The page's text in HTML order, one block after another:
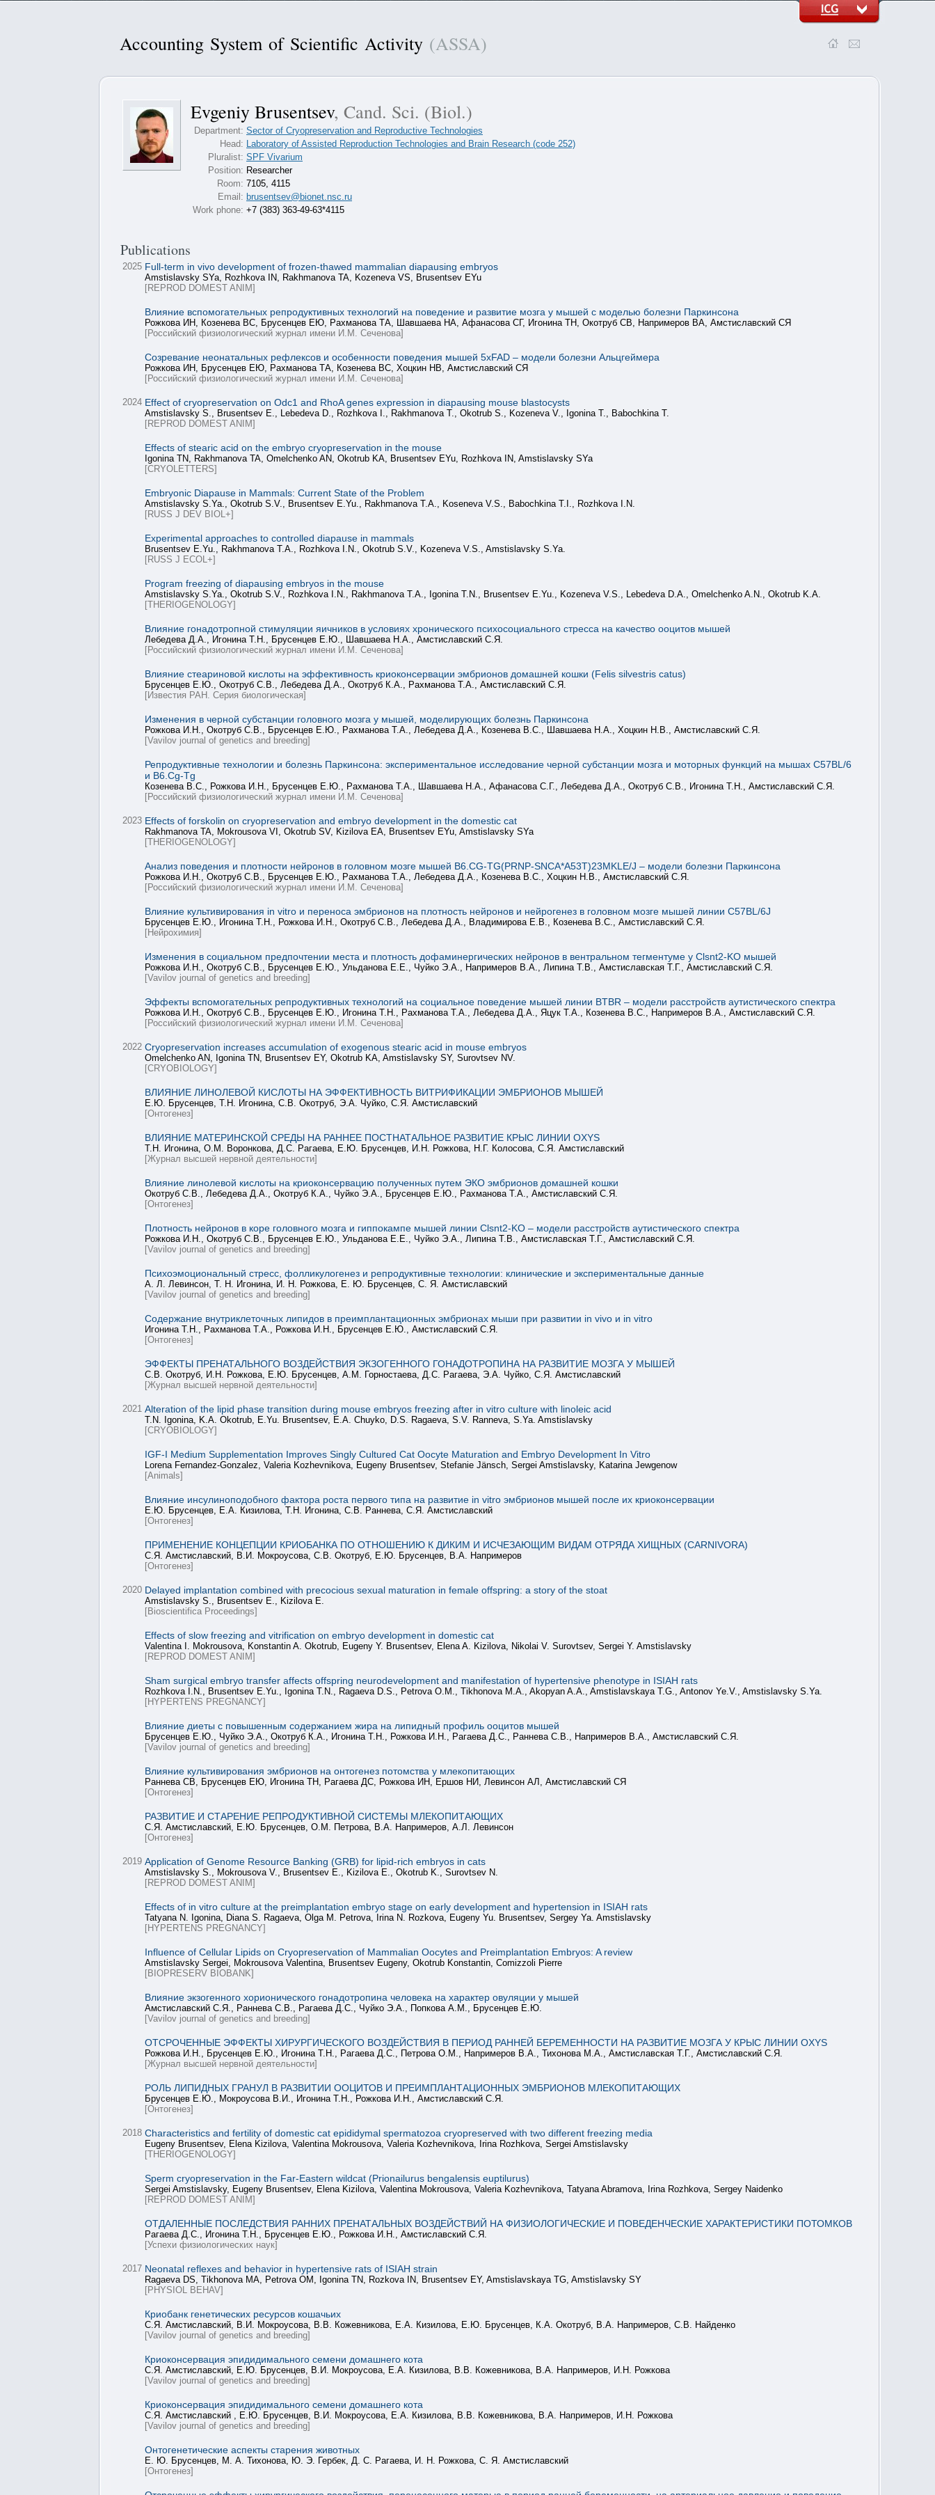
Accounting System of Scientific Activity (ASSA)
Evgeniy Brusentsev, Cand. Sci. (Biol.)
Department: Sector of Cryopreservation and Reproductive Technologies
Head: Laboratory of Assisted Reproduction Technologies and Brain Research (code 252)
Pluralist: SPF Vivarium
Position: Researcher
Room: 7105, 4115
Email: brusentsev@bionet.nsc.ru
Work phone: +7 (383) 363-49-63*4115
Publications
2025 Full-term in vivo development of frozen-thawed mammalian diapausing embryos
Amstislavsky SYa, Rozhkova IN, Rakhmanova TA, Kozeneva VS, Brusentsev EYu
[REPROD DOMEST ANIM]
Влияние вспомогательных репродуктивных технологий на поведение и развитие мозга у мышей с моделью болезни Паркинсона
Рожкова ИН, Козенева ВС, Брусенцев ЕЮ, Рахманова ТА, Шавшаева НА, Афанасова СГ, Игонина ТН, Окотруб СВ, Напримеров ВА, Амстиславский СЯ
[Российский физиологический журнал имени И.М. Сеченова]
Созревание неонатальных рефлексов и особенности поведения мышей 5xFAD – модели болезни Альцгеймера
Рожкова ИН, Брусенцев ЕЮ, Рахманова ТА, Козенева ВС, Хоцкин НВ, Амстиславский СЯ
[Российский физиологический журнал имени И.М. Сеченова]
2024 Effect of cryopreservation on Odc1 and RhoA genes expression in diapausing mouse blastocysts
Amstislavsky S., Brusentsev E., Lebedeva D., Rozhkova I., Rakhmanova T., Okotrub S., Kozeneva V., Igonina T., Babochkina T.
[REPROD DOMEST ANIM]
Effects of stearic acid on the embryo cryopreservation in the mouse
Igonina TN, Rakhmanova TA, Omelchenko AN, Okotrub KA, Brusentsev EYu, Rozhkova IN, Amstislavsky SYa
[CRYOLETTERS]
Embryonic Diapause in Mammals: Current State of the Problem
Amstislavsky S.Ya., Okotrub S.V., Brusentsev E.Yu., Rakhmanova T.A., Koseneva V.S., Babochkina T.I., Rozhkova I.N.
[RUSS J DEV BIOL+]
Experimental approaches to controlled diapause in mammals
Brusentsev E.Yu., Rakhmanova T.A., Rozhkova I.N., Okotrub S.V., Kozeneva V.S., Amstislavsky S.Ya.
[RUSS J ECOL+]
Program freezing of diapausing embryos in the mouse
Amstislavsky S.Ya., Okotrub S.V., Rozhkova I.N., Rakhmanova T.A., Igonina T.N., Brusentsev E.Yu., Kozeneva V.S., Lebedeva D.A., Omelchenko A.N., Okotrub K.A.
[THERIOGENOLOGY]
Влияние гонадотропной стимуляции яичников в условиях хронического психосоциального стресса на качество ооцитов мышей
Лебедева Д.А., Игонина Т.Н., Брусенцев Е.Ю., Шавшаева Н.А., Амстиславский С.Я.
[Российский физиологический журнал имени И.М. Сеченова]
Влияние стеариновой кислоты на эффективность криоконсервации эмбрионов домашней кошки (Felis silvestris catus)
Брусенцев Е.Ю., Окотруб С.В., Лебедева Д.А., Окотруб К.А., Рахманова Т.А., Амстиславский С.Я.
[Известия РАН. Серия биологическая]
Изменения в черной субстанции головного мозга у мышей, моделирующих болезнь Паркинсона
Рожкова И.Н., Окотруб С.В., Брусенцев Е.Ю., Рахманова Т.А., Лебедева Д.А., Козенева В.С., Шавшаева Н.А., Хоцкин Н.В., Амстиславский С.Я.
[Vavilov journal of genetics and breeding]
Репродуктивные технологии и болезнь Паркинсона: экспериментальное исследование черной субстанции мозга и моторных функций на мышах C57BL/6
и B6.Cg-Tg
Козенева В.С., Рожкова И.Н., Брусенцев Е.Ю., Рахманова Т.А., Шавшаева Н.А., Афанасова С.Г., Лебедева Д.А., Окотруб С.В., Игонина Т.Н., Амстиславский С.Я.
[Российский физиологический журнал имени И.М. Сеченова]
2023 Effects of forskolin on cryopreservation and embryo development in the domestic cat
Rakhmanova TA, Mokrousova VI, Okotrub SV, Kizilova EA, Brusentsev EYu, Amstislavsky SYa
[THERIOGENOLOGY]
Анализ поведения и плотности нейронов в головном мозге мышей B6.CG-TG(PRNP-SNCA*A53T)23MKLE/J – модели болезни Паркинсона
Рожкова И.Н., Окотруб С.В., Брусенцев Е.Ю., Рахманова Т.А., Лебедева Д.А., Козенева В.С., Хоцкин Н.В., Амстиславский С.Я.
[Российский физиологический журнал имени И.М. Сеченова]
Влияние культивирования in vitro и переноса эмбрионов на плотность нейронов и нейрогенез в головном мозге мышей линии С57BL/6J
Брусенцев Е.Ю., Игонина Т.Н., Рожкова И.Н., Окотруб С.В., Лебедева Д.А., Владимирова Е.В., Козенева В.С., Амстиславский С.Я.
[Нейрохимия]
Изменения в социальном предпочтении места и плотность дофаминергических нейронов в вентральном тегментуме у Clsnt2-KO мышей
Рожкова И.Н., Окотруб С.В., Брусенцев Е.Ю., Ульданова Е.Е., Чуйко Э.А., Напримеров В.А., Липина Т.В., Амстиславская Т.Г., Амстиславский С.Я.
[Vavilov journal of genetics and breeding]
Эффекты вспомогательных репродуктивных технологий на социальное поведение мышей линии BTBR – модели расстройств аутистического спектра
Рожкова И.Н., Окотруб С.В., Брусенцев Е.Ю., Игонина Т.Н., Рахманова Т.А., Лебедева Д.А., Яцук Т.А., Козенева В.С., Напримеров В.А., Амстиславский С.Я.
[Российский физиологический журнал имени И.М. Сеченова]
2022 Cryopreservation increases accumulation of exogenous stearic acid in mouse embryos
Omelchenko AN, Igonina TN, Brusentsev EY, Okotrub KA, Amstislavsky SY, Surovtsev NV.
[CRYOBIOLOGY]
ВЛИЯНИЕ ЛИНОЛЕВОЙ КИСЛОТЫ НА ЭФФЕКТИВНОСТЬ ВИТРИФИКАЦИИ ЭМБРИОНОВ МЫШЕЙ
Е.Ю. Брусенцев, Т.Н. Игонина, С.В. Окотруб, Э.А. Чуйко, С.Я. Амстиславский
[Онтогенез]
ВЛИЯНИЕ МАТЕРИНСКОЙ СРЕДЫ НА РАННЕЕ ПОСТНАТАЛЬНОЕ РАЗВИТИЕ КРЫС ЛИНИИ OXYS
Т.Н. Игонина, О.М. Воронкова, Д.С. Рагаева, Е.Ю. Брусенцев, И.Н. Рожкова, Н.Г. Колосова, С.Я. Амстиславский
[Журнал высшей нервной деятельности]
Влияние линолевой кислоты на криоконсервацию полученных путем ЭКО эмбрионов домашней кошки
Окотруб С.В., Лебедева Д.А., Окотруб К.А., Чуйко Э.А., Брусенцев Е.Ю., Рахманова Т.А., Амстиславский С.Я.
[Онтогенез]
Плотность нейронов в коре головного мозга и гиппокампе мышей линии Clsnt2-KO – модели расстройств аутистического спектра
Рожкова И.Н., Окотруб С.В., Брусенцев Е.Ю., Ульданова Е.Е., Чуйко Э.А., Липина Т.В., Амстиславская Т.Г., Амстиславский С.Я.
[Vavilov journal of genetics and breeding]
Психоэмоциональный стресс, фолликулогенез и репродуктивные технологии: клинические и экспериментальные данные
А. Л. Левинсон, Т. Н. Игонина, И. Н. Рожкова, Е. Ю. Брусенцев, С. Я. Амстиславский
[Vavilov journal of genetics and breeding]
Содержание внутриклеточных липидов в преимплантационных эмбрионах мыши при развитии in vivo и in vitro
Игонина Т.Н., Рахманова Т.А., Рожкова И.Н., Брусенцев Е.Ю., Амстиславский С.Я.
[Онтогенез]
ЭФФЕКТЫ ПРЕНАТАЛЬНОГО ВОЗДЕЙСТВИЯ ЭКЗОГЕННОГО ГОНАДОТРОПИНА НА РАЗВИТИЕ МОЗГА У МЫШЕЙ
С.В. Окотруб, И.Н. Рожкова, Е.Ю. Брусенцев, А.М. Горностаева, Д.С. Рагаева, Э.А. Чуйко, С.Я. Амстиславский
[Журнал высшей нервной деятельности]
2021 Alteration of the lipid phase transition during mouse embryos freezing after in vitro culture with linoleic acid
T.N. Igonina, K.A. Okotrub, E.Yu. Brusentsev, E.A. Chuyko, D.S. Ragaeva, S.V. Ranneva, S.Ya. Amstislavsky
[CRYOBIOLOGY]
IGF-I Medium Supplementation Improves Singly Cultured Cat Oocyte Maturation and Embryo Development In Vitro
Lorena Fernandez-Gonzalez, Valeria Kozhevnikova, Eugeny Brusentsev, Stefanie Jänsch, Sergei Amstislavsky, Katarina Jewgenow
[Animals]
Влияние инсулиноподобного фактора роста первого типа на развитие in vitro эмбрионов мышей после их криоконсервации
Е.Ю. Брусенцев, Е.А. Кизилова, Т.Н. Игонина, С.В. Раннева, С.Я. Амстиславский
[Онтогенез]
ПРИМЕНЕНИЕ КОНЦЕПЦИИ КРИОБАНКА ПО ОТНОШЕНИЮ К ДИКИМ И ИСЧЕЗАЮЩИМ ВИДАМ ОТРЯДА ХИЩНЫХ (CARNIVORA)
С.Я. Амстиславский, В.И. Мокроусова, С.В. Окотруб, Е.Ю. Брусенцев, В.А. Напримеров
[Онтогенез]
2020 Delayed implantation combined with precocious sexual maturation in female offspring: a story of the stoat
Amstislavsky S., Brusentsev E., Kizilova E.
[Bioscientifica Proceedings]
Effects of slow freezing and vitrification on embryo development in domestic cat
Valentina I. Mokrousova, Konstantin A. Okotrub, Eugeny Y. Brusentsev, Elena A. Kizilova, Nikolai V. Surovtsev, Sergei Y. Amstislavsky
[REPROD DOMEST ANIM]
Sham surgical embryo transfer affects offspring neurodevelopment and manifestation of hypertensive phenotype in ISIAH rats
Rozhkova I.N., Brusentsev E.Yu., Igonina T.N., Ragaeva D.S., Petrova O.M., Tikhonova M.A., Akopyan A.A., Amstislavskaya T.G., Antonov Ye.V., Amstislavsky S.Ya.
[HYPERTENS PREGNANCY]
Влияние диеты с повышенным содержанием жира на липидный профиль ооцитов мышей
Брусенцев Е.Ю., Чуйко Э.А., Окотруб К.А., Игонина Т.Н., Рожкова И.Н., Рагаева Д.С., Раннева С.В., Напримеров В.А., Амстиславский С.Я.
[Vavilov journal of genetics and breeding]
Влияние культивирования эмбрионов на онтогенез потомства у млекопитающих
Раннева СВ, Брусенцев ЕЮ, Игонина ТН, Рагаева ДС, Рожкова ИН, Ершов НИ, Левинсон АЛ, Амстиславский СЯ
[Онтогенез]
РАЗВИТИЕ И СТАРЕНИЕ РЕПРОДУКТИВНОЙ СИСТЕМЫ МЛЕКОПИТАЮЩИХ
С.Я. Амстиславский, Е.Ю. Брусенцев, О.М. Петрова, В.А. Напримеров, А.Л. Левинсон
[Онтогенез]
2019 Application of Genome Resource Banking (GRB) for lipid-rich embryos in cats
Amstislavsky S., Mokrousova V., Brusentsev E., Kizilova E., Okotrub K., Surovtsev N.
[REPROD DOMEST ANIM]
Effects of in vitro culture at the preimplantation embryo stage on early development and hypertension in ISIAH rats
Tatyana N. Igonina, Diana S. Ragaeva, Olga M. Petrova, Irina N. Rozkova, Eugeny Yu. Brusentsev, Sergey Ya. Amstislavsky
[HYPERTENS PREGNANCY]
Influence of Cellular Lipids on Cryopreservation of Mammalian Oocytes and Preimplantation Embryos: A review
Amstislavsky Sergei, Mokrousova Valentina, Brusentsev Eugeny, Okotrub Konstantin, Comizzoli Pierre
[BIOPRESERV BIOBANK]
Влияние экзогенного хорионического гонадотропина человека на характер овуляции у мышей
Амстиславский С.Я., Раннева С.В., Рагаева Д.С., Чуйко Э.А., Попкова А.М., Брусенцев Е.Ю.
[Vavilov journal of genetics and breeding]
ОТСРОЧЕННЫЕ ЭФФЕКТЫ ХИРУРГИЧЕСКОГО ВОЗДЕЙСТВИЯ В ПЕРИОД РАННЕЙ БЕРЕМЕННОСТИ НА РАЗВИТИЕ МОЗГА У КРЫС ЛИНИИ OXYS
Рожкова И.Н., Брусенцев Е.Ю., Игонина Т.Н., Рагаева Д.С., Петрова О.М., Напримеров В.А., Тихонова М.А., Амстиславская Т.Г., Амстиславский С.Я.
[Журнал высшей нервной деятельности]
РОЛЬ ЛИПИДНЫХ ГРАНУЛ В РАЗВИТИИ ООЦИТОВ И ПРЕИМПЛАНТАЦИОННЫХ ЭМБРИОНОВ МЛЕКОПИТАЮЩИХ
Брусенцев Е.Ю., Мокроусова В.И., Игонина Т.Н., Рожкова И.Н., Амстиславский С.Я.
[Онтогенез]
2018 Characteristics and fertility of domestic cat epididymal spermatozoa cryopreserved with two different freezing media
Eugeny Brusentsev, Elena Kizilova, Valentina Mokrousova, Valeria Kozhevnikova, Irina Rozhkova, Sergei Amstislavsky
[THERIOGENOLOGY]
Sperm cryopreservation in the Far‐Eastern wildcat (Prionailurus bengalensis euptilurus)
Sergei Amstislavsky, Eugeny Brusentsev, Elena Kizilova, Valentina Mokrousova, Valeria Kozhevnikova, Tatyana Abramova, Irina Rozhkova, Sergey Naidenko
[REPROD DOMEST ANIM]
ОТДАЛЕННЫЕ ПОСЛЕДСТВИЯ РАННИХ ПРЕНАТАЛЬНЫХ ВОЗДЕЙСТВИЙ НА ФИЗИОЛОГИЧЕСКИЕ И ПОВЕДЕНЧЕСКИЕ ХАРАКТЕРИСТИКИ ПОТОМКОВ
Рагаева Д.С., Игонина Т.Н., Брусенцев Е.Ю., Рожкова И.Н., Амстиславский С.Я.
[Успехи физиологических наук]
2017 Neonatal reflexes and behavior in hypertensive rats of ISIAH strain
Ragaeva DS, Tikhonova MA, Petrova OM, Igonina TN, Rozkova IN, Brusentsev EY, Amstislavskaya TG, Amstislavsky SY
[PHYSIOL BEHAV]
Криобанк генетических ресурсов кошачьих
С.Я. Амстиславский, В.И. Мокроусова, В.В. Кожевникова, Е.А. Кизилова, Е.Ю. Брусенцев, К.А. Окотруб, В.А. Напримеров, С.В. Найденко
[Vavilov journal of genetics and breeding]
Криоконсервация эпидидимального семени домашнего кота
С.Я. Амстиславский, Е.Ю. Брусенцев, В.И. Мокроусова, Е.А. Кизилова, В.В. Кожевникова, В.А. Напримеров, И.Н. Рожкова
[Vavilov journal of genetics and breeding]
Криоконсервация эпидидимального семени домашнего кота
С.Я. Амстиславский , Е.Ю. Брусенцев, В.И. Мокроусова, Е.А. Кизилова, В.В. Кожевникова, В.А. Напримеров, И.Н. Рожкова
[Vavilov journal of genetics and breeding]
Онтогенетические аспекты старения животных
Е. Ю. Брусенцев, М. А. Тихонова, Ю. Э. Гербек, Д. С. Рагаева, И. Н. Рожкова, С. Я. Амстиславский
[Онтогенез]